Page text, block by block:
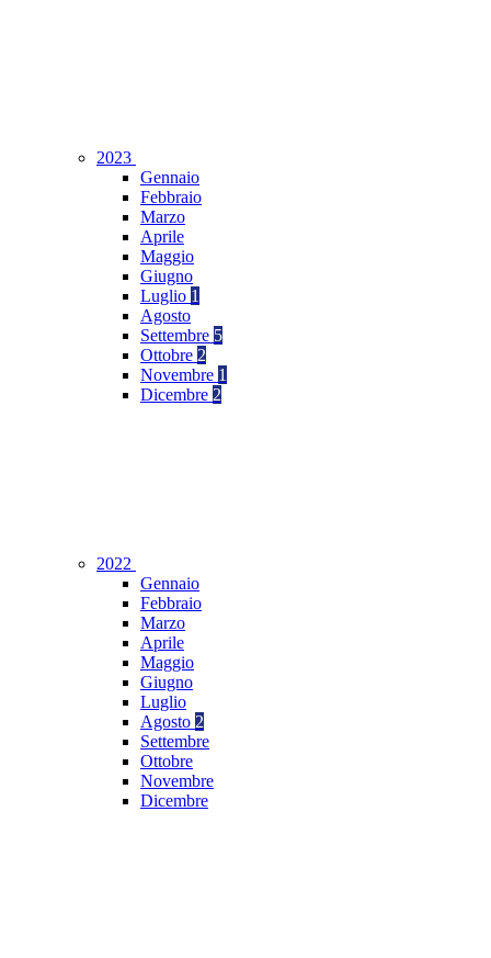
2023
Gennaio
Febbraio
Marzo
Aprile
Maggio
Giugno
Luglio 1
Agosto
Settembre 5
Ottobre 2
Novembre 1
Dicembre 2
2022
Gennaio
Febbraio
Marzo
Aprile
Maggio
Giugno
Luglio
Agosto 2
Settembre
Ottobre
Novembre
Dicembre